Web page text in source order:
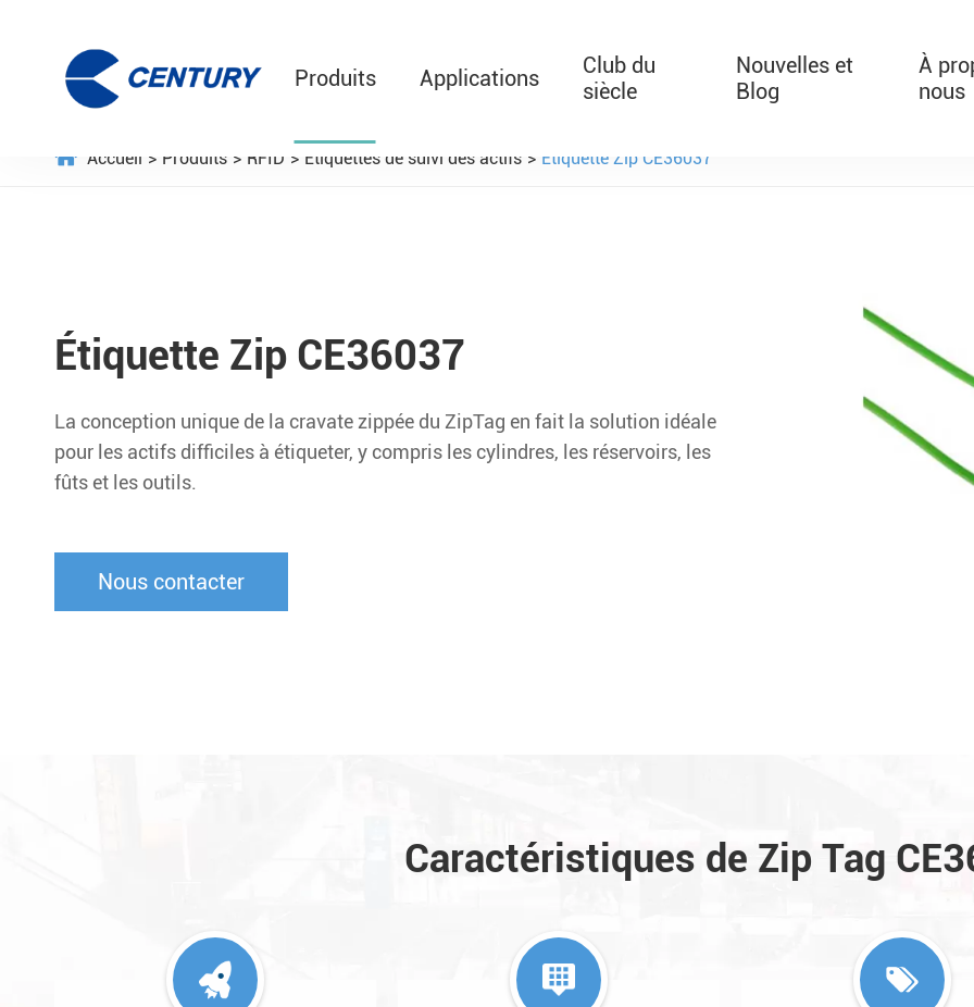
Produits Applications
Club du
siècle
Nouvelles et
Blog
À
nous
Accueil Produits RFID Étiquettes de suivi des actifs Étiquette Zip CE36037
Étiquette Zip CE36037
La conception unique de la cravate zippée du ZipTag en fait la solution idéale
pour les actifs difficiles à étiqueter, y compris les cylindres, les réservoirs, les
fûts et les outils.
Nous contacter
Caractéristiques de Zip Tag